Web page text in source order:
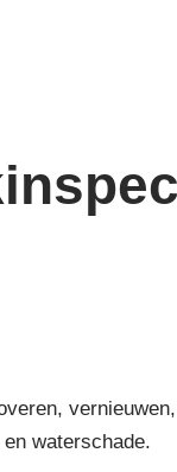
waterschade.